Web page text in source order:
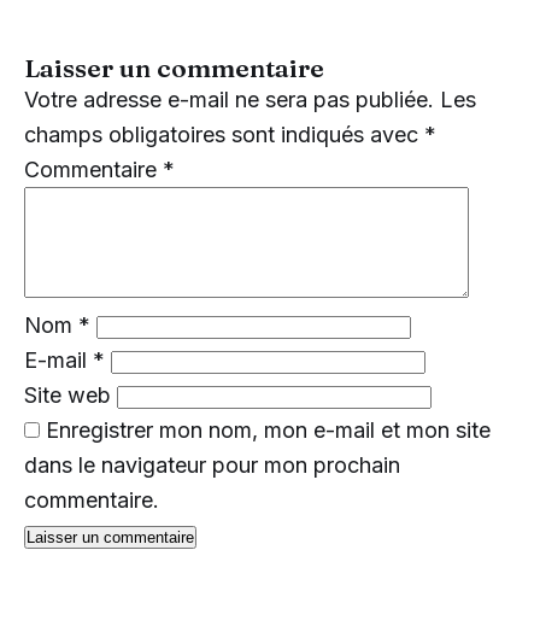
Laisser un commentaire
Votre adresse e-mail ne sera pas publiée. Les
champs obligatoires sont indiqués avec *
Commentaire *
Nom *
E-mail *
Site web
Enregistrer mon nom, mon e-mail et mon site
dans le navigateur pour mon prochain
commentaire.